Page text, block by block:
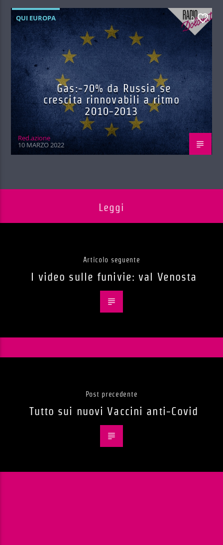
QUI EUROPA 0
Gas:-70% da Russia se
crescita rinnovabili a ritmo
2010-2013
Red.azione
10 MARZO 2022
Leggi
Articolo seguente
I video sulle funivie: val Venosta
Post precedente
Tutto sui nuovi Vaccini anti-Covid